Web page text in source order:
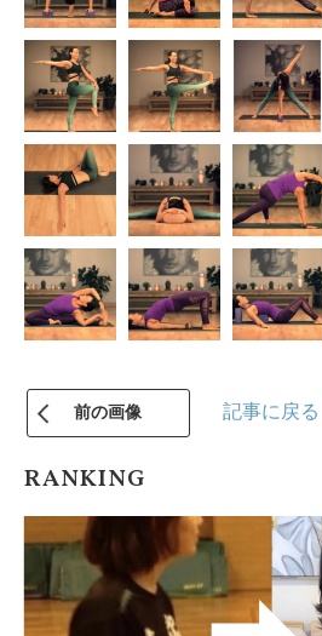
前の画像 記事に戻る
RANKING